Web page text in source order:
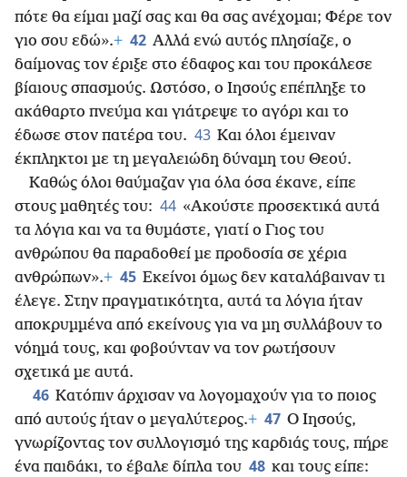
πότε θα είμαι μαζί σας και θα σας ανέχομαι; Φέρε τον
γιο σου εδώ».+ 42 Αλλά ενώ αυτός πλησίαζε, ο
δαίμονας τον έριξε στο έδαφος και του προκάλεσε
βίαιους σπασμούς. Ωστόσο, ο Ιησούς επέπληξε το
ακάθαρτο πνεύμα και γιάτρεψε το αγόρι και το
έδωσε στον πατέρα του. 43 Και όλοι έμειναν
έκπληκτοι με τη μεγαλειώδη δύναμη του Θεού.
Καθώς όλοι θαύμαζαν για όλα όσα έκανε, είπε
στους μαθητές του: 44 «Ακούστε προσεκτικά αυτά
τα λόγια και να τα θυμάστε, γιατί ο Γιος του
ανθρώπου θα παραδοθεί με προδοσία σε χέρια
ανθρώπων».+ 45 Εκείνοι όμως δεν καταλάβαιναν τι
έλεγε. Στην πραγματικότητα, αυτά τα λόγια ήταν
αποκρυμμένα από εκείνους για να μη συλλάβουν το
νόημά τους, και φοβούνταν να τον ρωτήσουν
σχετικά με αυτά.
46 Κατόπιν άρχισαν να λογομαχούν για το ποιος
από αυτούς ήταν ο μεγαλύτερος.+ 47 Ο Ιησούς,
γνωρίζοντας τον συλλογισμό της καρδιάς τους, πήρε
ένα παιδάκι, το έβαλε δίπλα του 48 και τους είπε: